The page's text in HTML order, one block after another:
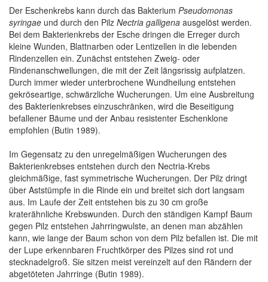
Der Eschenkrebs kann durch das Bakterium Pseudomonas
syringae und durch den Pilz Nectria galligena ausgelöst werden.
Bei dem Bakterienkrebs der Esche dringen die Erreger durch
kleine Wunden, Blattnarben oder Lentizellen in die lebenden
Rindenzellen ein. Zunächst entstehen Zweig- oder
Rindenanschwellungen, die mit der Zeit längsrissig aufplatzen.
Durch immer wieder unterbrochene Wundheilung entstehen
gekröseartige, schwärzliche Wucherungen. Um eine Ausbreitung
des Bakterienkrebses einzuschränken, wird die Beseitigung
befallener Bäume und der Anbau resistenter Eschenklone
empfohlen (Butin 1989).
Im Gegensatz zu den unregelmäßigen Wucherungen des
Bakterienkrebses entstehen durch den Nectria-Krebs
gleichmäßige, fast symmetrische Wucherungen. Der Pilz dringt
über Aststümpfe in die Rinde ein und breitet sich dort langsam
aus. Im Laufe der Zeit entstehen bis zu 30 cm große
kraterähnliche Krebswunden. Durch den ständigen Kampf Baum
gegen Pilz entstehen Jahrringwulste, an denen man abzählen
kann, wie lange der Baum schon von dem Pilz befallen ist. Die mit
der Lupe erkennbaren Fruchtkörper des Pilzes sind rot und
stecknadelgroß. Sie sitzen meist vereinzelt auf den Rändern der
abgetöteten Jahrringe (Butin 1989).